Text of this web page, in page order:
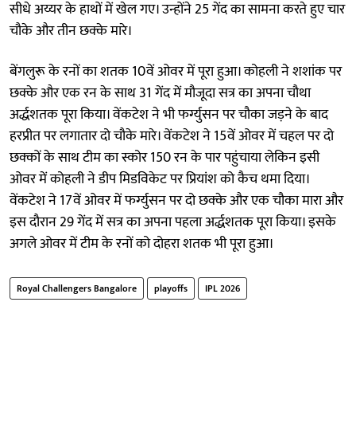
सीधे अय्यर के हाथों में खेल गए। उन्होंने 25 गेंद का सामना करते हुए चार
चौके और तीन छक्के मारे।
बेंगलुरू के रनों का शतक 10वें ओवर में पूरा हुआ। कोहली ने शशांक पर
छक्के और एक रन के साथ 31 गेंद में मौजूदा सत्र का अपना चौथा
अर्द्धशतक पूरा किया। वेंकटेश ने भी फर्ग्युसन पर चौका जड़ने के बाद
हरप्रीत पर लगातार दो चौके मारे। वेंकटेश ने 15वें ओवर में चहल पर दो
छक्कों के साथ टीम का स्कोर 150 रन के पार पहुंचाया लेकिन इसी
ओवर में कोहली ने डीप मिडविकेट पर प्रियांश को कैच थमा दिया।
वेंकटेश ने 17वें ओवर में फर्ग्युसन पर दो छक्के और एक चौका मारा और
इस दौरान 29 गेंद में सत्र का अपना पहला अर्द्धशतक पूरा किया। इसके
अगले ओवर में टीम के रनों को दोहरा शतक भी पूरा हुआ।
Royal Challengers Bangalore playoffs IPL 2026